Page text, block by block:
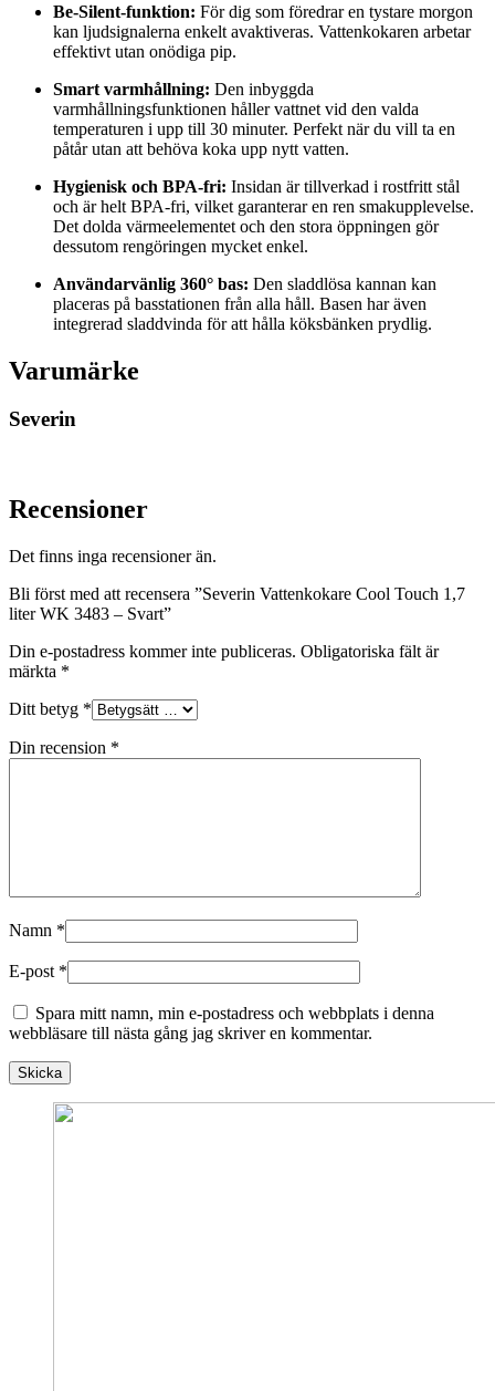
Be-Silent-funktion: För dig som föredrar en tystare morgon
kan ljudsignalerna enkelt avaktiveras. Vattenkokaren arbetar
effektivt utan onödiga pip.
Smart varmhållning: Den inbyggda
varmhållningsfunktionen håller vattnet vid den valda
temperaturen i upp till 30 minuter. Perfekt när du vill ta en
påtår utan att behöva koka upp nytt vatten.
Hygienisk och BPA-fri: Insidan är tillverkad i rostfritt stål
och är helt BPA-fri, vilket garanterar en ren smakupplevelse.
Det dolda värmeelementet och den stora öppningen gör
dessutom rengöringen mycket enkel.
Användarvänlig 360° bas: Den sladdlösa kannan kan
placeras på basstationen från alla håll. Basen har även
integrerad sladdvinda för att hålla köksbänken prydlig.
Varumärke
Severin
Recensioner
Det finns inga recensioner än.
Bli först med att recensera ”Severin Vattenkokare Cool Touch 1,7
liter WK 3483 – Svart”
Din e-postadress kommer inte publiceras. Obligatoriska fält är
märkta *
Ditt betyg *
Din recension *
Namn *
E-post *
Spara mitt namn, min e-postadress och webbplats i denna
webbläsare till nästa gång jag skriver en kommentar.